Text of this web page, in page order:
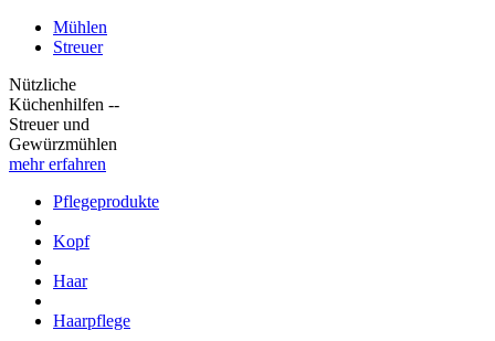
Mühlen
Streuer
Nützliche
Küchenhilfen --
Streuer und
Gewürzmühlen
mehr erfahren
Pflegeprodukte
Kopf
Haar
Haarpflege